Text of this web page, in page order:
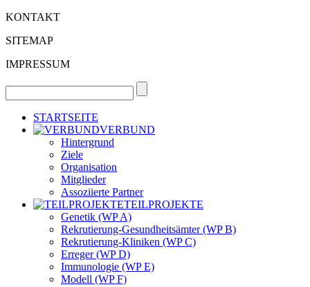
KONTAKT
SITEMAP
IMPRESSUM
STARTSEITE
VERBUND
Hintergrund
Ziele
Organisation
Mitglieder
Assoziierte Partner
TEILPROJEKTE
Genetik (WP A)
Rekrutierung-Gesundheitsämter (WP B)
Rekrutierung-Kliniken (WP C)
Erreger (WP D)
Immunologie (WP E)
Modell (WP F)